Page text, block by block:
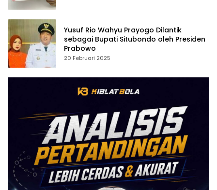
Yusuf Rio Wahyu Prayogo Dilantik
sebagai Bupati Situbondo oleh Presiden
Prabowo
20 Februari 2025